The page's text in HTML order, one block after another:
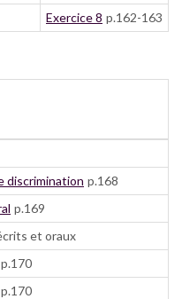
Exercice 8 p.162-163
discrimination p.168
p.169
et oraux
p.170
p.170